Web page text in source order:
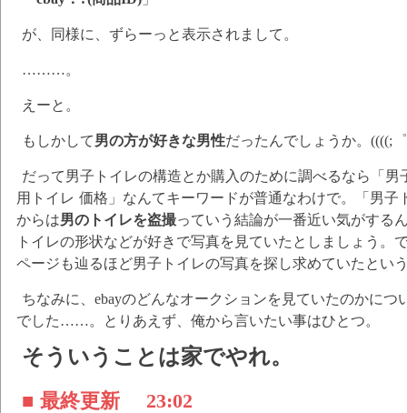
が、同様に、ずらーっと表示されまして。
………。
えーと。
もしかして男の方が好きな男性だったんでしょうか。((((;
だって男子トイレの構造とか購入のために調べるなら「
用トイレ 価格」なんてキーワードが普通なわけで。「男子
からは男のトイレを盗撮っていう結論が一番近い気がする
トイレの形状などが好きで写真を見ていたとしましょう。
ページも辿るほど男子トイレの写真を探し求めていたとい
ちなみに、ebayのどんなオークションを見ていたのかにつ
でした……。とりあえず、俺から言いたい事はひとつ。
そういうことは家でやれ。
■ 最終更新 23:02